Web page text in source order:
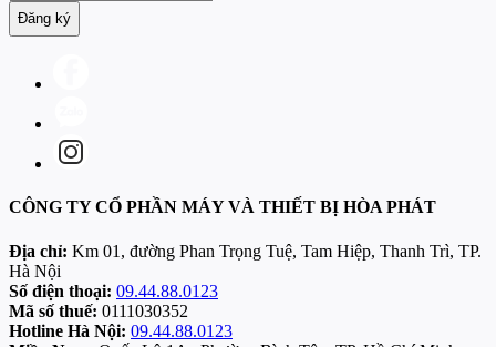
Đăng ký
CÔNG TY CỔ PHẦN MÁY VÀ THIẾT BỊ HÒA PHÁT
Địa chỉ: Km 01, đường Phan Trọng Tuệ, Tam Hiệp, Thanh Trì, TP.
Hà Nội
Số điện thoại: 09.44.88.0123
Mã số thuế: 0111030352
Hotline Hà Nội: 09.44.88.0123